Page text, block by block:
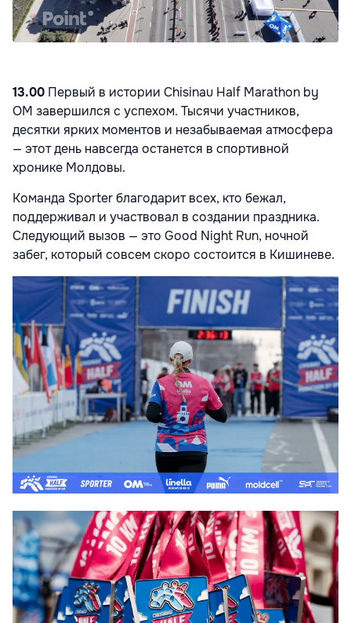
13.00 Первый в истории Chisinau Half Marathon by
OM завершился с успехом. Тысячи участников,
десятки ярких моментов и незабываемая атмосфера
— этот день навсегда останется в спортивной
хронике Молдовы.
Команда Sporter благодарит всех, кто бежал,
поддерживал и участвовал в создании праздника.
Следующий вызов — это Good Night Run, ночной
забег, который совсем скоро состоится в Кишиневе.